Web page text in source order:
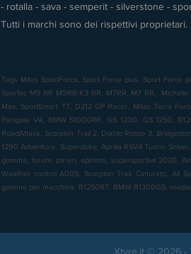
- rotalla - sava - semperit - silverstone -
Tutti i marchi sono dei rispettivi proprietari.
Tags Mitas SportForce, Sport Force plus, Sport Force
Sportec M9 RR M9RR K3 RR, M7RR, M7 RR,
Max, SportSmart TT, D212 GP Racer, Mitas Terra
Panigale V4, BMW S1000RR, GS 1200, GS 1250,
RoadAttack, Scorpion Trail 2, Diablo Rosso 3,
1290 Adventure, Superduke, Aprilia RSV4 Tuono
gomma, forum, pareri, opinioni, supersportive 2020,
Weather control A005, Scorpion Trail. Cinturato, All
gomme per macchina, R1250RT, BMW R1300GS,
Xtyre.it © 2026 -